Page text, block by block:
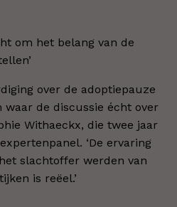
over de adoptiepauze
waar de discussie écht over
Withaeckx, die twee jaar
‘De ervaring
slachtoffer werden van
is reëel.’